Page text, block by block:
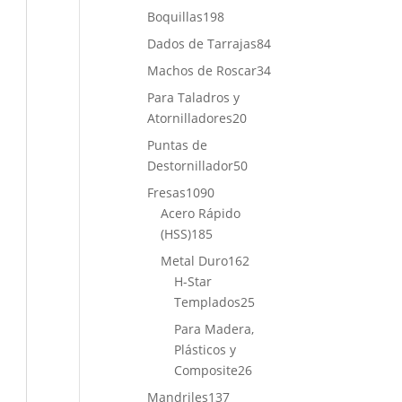
Boquillas198198
productos
Dados de Tarrajas8484
Machos de Roscar3434
Para Taladros y
Atornilladores2020
Puntas de
Destornillador5050
Fresas10901090
productos
Acero Rápido
(HSS)185
productos
Metal Duro162
H-Star
Templados25
Para Madera,
Plásticos y
Composite2626
Mandriles137137